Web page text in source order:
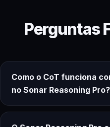
Perguntas
Como o CoT funciona
no Sonar Reasoning Pro?